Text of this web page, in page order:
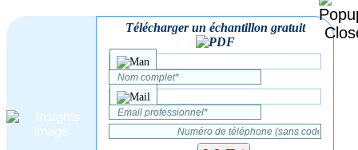
Télécharger un échantillon gratuit